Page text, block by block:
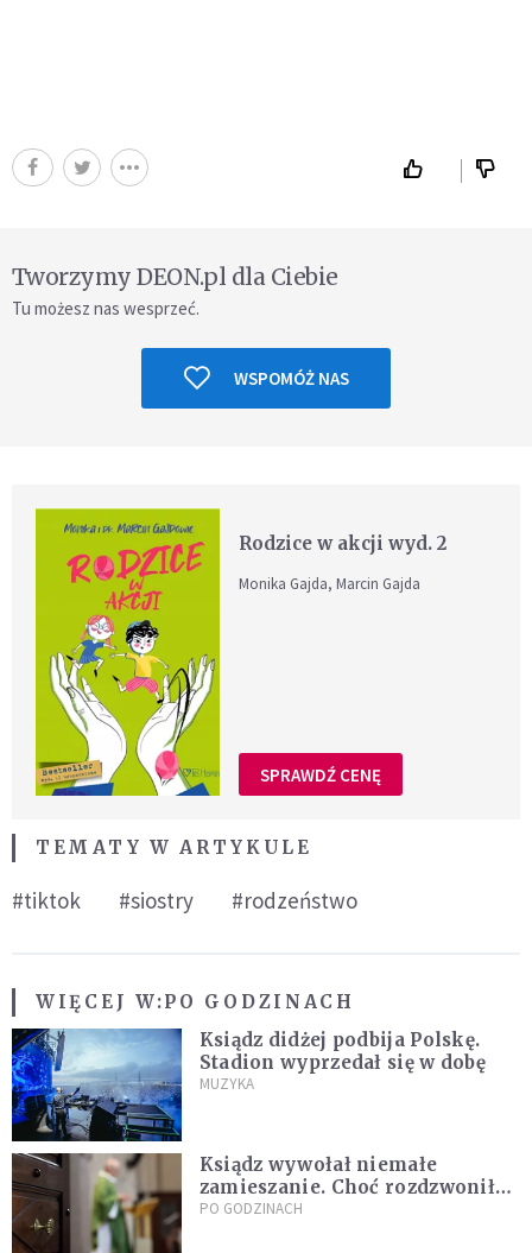
Tworzymy DEON.pl dla Ciebie
Tu możesz nas wesprzeć.
WSPOMÓŻ NAS
Rodzice w akcji wyd. 2
Monika Gajda, Marcin Gajda
SPRAWDŹ CENĘ
TEMATY W ARTYKULE
#tiktok #siostry #rodzeństwo
WIĘCEJ W:PO GODZINACH
Ksiądz didżej podbija Polskę.
Stadion wyprzedał się w dobę
MUZYKA
Ksiądz wywołał niemałe
zamieszanie. Choć rozdzwoniły
się telefony z całego kraju,
PO GODZINACH